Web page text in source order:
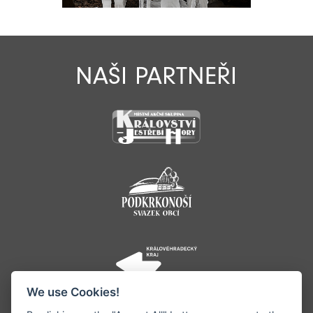
NAŠI PARTNEŘI
We use Cookies!